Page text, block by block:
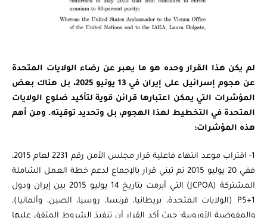
لم يكن هذا القرار وحده هو ما يعبر عن رضاء الولايات المتحدة
عن هجوم إسرائيل على إيران في 13 يونيو 2025، بل هناك بعض
المؤشرات التي يمكن اعتبارها قرائن قوية لتأكيد ضلوع الولايات
المتحدة في التخطيط لهذا الهجوم، بل وتحديد توقيته. ومن أهم
هذه المؤشرات:
1- اقتراب موعد انتهاء فاعلية قرار مجلس الأمن رقم 2231 لعام 2015،
ففي 20 يوليو 2015 تم تبني قرار بالإجماع لدعم خطة العمل الشاملة
المشتركة (JCPOA) التي أبرمت بتاريخ 14 يوليو 2015 بين إيران ودول
P5+1 (الولايات المتحدة، بريطانيا، فرنسا، روسيا، الصين، وألمانيا)،
والمفوضية الأوروبية؛ حيث أكد القرار أن تنفيذ الشروط المتفق عليها